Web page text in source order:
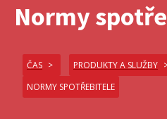
Normy
ČAS PRODUKTY A SLUŽBY
NORMY SPOTŘEBITELE